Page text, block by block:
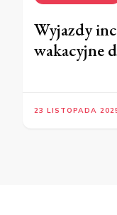
Wyjazdy
wakacyjne
23 LISTOPADA